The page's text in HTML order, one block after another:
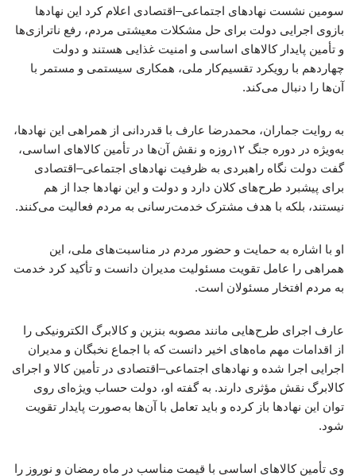
سومین نشست نهادهای اجتماعی–اقتصادی اعلام کرد این نهادها
بازوی اجرایی دولت برای حل مشکلات معیشتی مردم، رفع ناترازی‌ها
و تأمین پایدار کالاهای اساسی و امنیت غذایی هستند و دولت
چهاردهم با رویکرد تقسیم‌کار ملی، همکاری سیستمی و مستمر با
آن‌ها را دنبال می‌کند.
به روایت جماران، محمدرضا عارف با قدردانی از همراهی این نهادها،
به‌ویژه در دوره جنگ ۱۲روزه و نقش آن‌ها در تأمین کالاهای اساسی،
گفت دولت نگاه راهبردی به ظرفیت نهادهای اجتماعی–اقتصادی
برای پیشبرد طرح‌های کلان دارد و دولت و این نهادها جدا از هم
نیستند، بلکه با هدف مشترک خدمت‌رسانی به مردم فعالیت می‌کنند.
او با اشاره به حمایت و حضور مردم در مناسبت‌های ملی، این
همراهی را عامل تقویت مسئولیت مدیران دانست و تأکید کرد خدمت
به مردم افتخار مسئولان است.
عارف اجرای طرح‌هایی مانند مصوبه بنزین و کالابرگ الکترونیکی را
از اقدامات مهم ماه‌های اخیر دانست که با اجماع نخبگان و مدیران
اجرایی اجرا شده و نهادهای اجتماعی–اقتصادی در تأمین کالا و اجرای
کالابرگ نقش مؤثری دارند. به گفته او، دولت حساب ویژه‌ای روی
توان این نهادها باز کرده و باید تعامل با آن‌ها به‌صورت پایدار تقویت
شود.
وی تأمین کالاهای اساسی با قیمت مناسب در ماه رمضان و نوروز را